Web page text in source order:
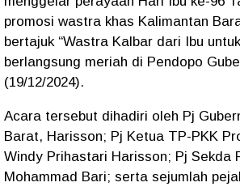
promosi wastra khas Kalimantan
bertajuk “Wastra Kalbar dari Ibu
berlangsung meriah di Pendopo
(19/12/2024).
Acara tersebut dihadiri oleh Pj
Barat, Harisson; Pj Ketua TP-PKK
Windy Prihastari Harisson; Pj Sekda
Mohammad Bari; serta sejumlah